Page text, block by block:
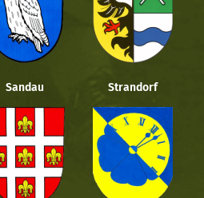
Sandau Strandorf